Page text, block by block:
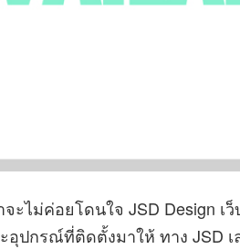
ะไม่ค่อยโดนใจ JSD Design
ปกรณ์ที่ติดตั้งมาให้ ทาง JSD เ